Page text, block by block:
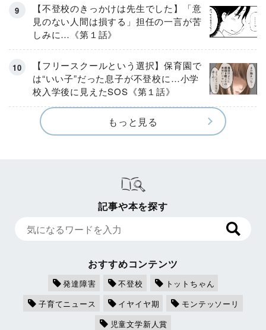
【不登校のきっかけは先生でした】「意
見のない人間は損する」担任の一言が苦
しみに…《第１話》
【フリースクールという選択】保育園で
は“いい子”だった息子が不登校に…小学
校入学後に見えたSOS《第１話》
もっと見る
記事や本を探す
おすすめコンテンツ
発達障害 不登校
トットちゃん
子育てニュース
イヤイヤ期
モンテッソーリ
児童文学新人賞